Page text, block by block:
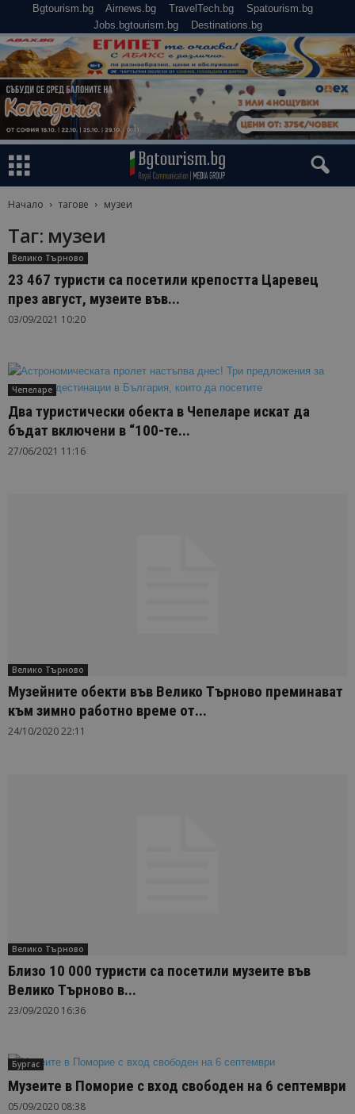
Bgtourism.bg Airnews.bg TravelTech.bg
Spatourism.bg
Jobs.bgtourism.bg
Destinations.bg
Начало тагове музеи
Таг: музеи
Велико Търново
23 467 туристи са посетили крепостта Царевец
през август, музеите във...
03/09/2021 10:20
Чепеларе
Два туристически обекта в Чепеларе искат да
бъдат включени в “100-те...
27/06/2021 11:16
Велико Търново
Музейните обекти във Велико Търново преминават
към зимно работно време от...
24/10/2020 22:11
Велико Търново
Близо 10 000 туристи са посетили музеите във
Велико Търново в...
23/09/2020 16:36
Бургас
Музеите в Поморие с вход свободен на 6 септември
05/09/2020 08:38